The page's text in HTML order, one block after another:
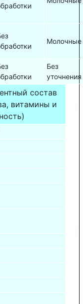
Молочные
Без
уточнения
состав
витамины и